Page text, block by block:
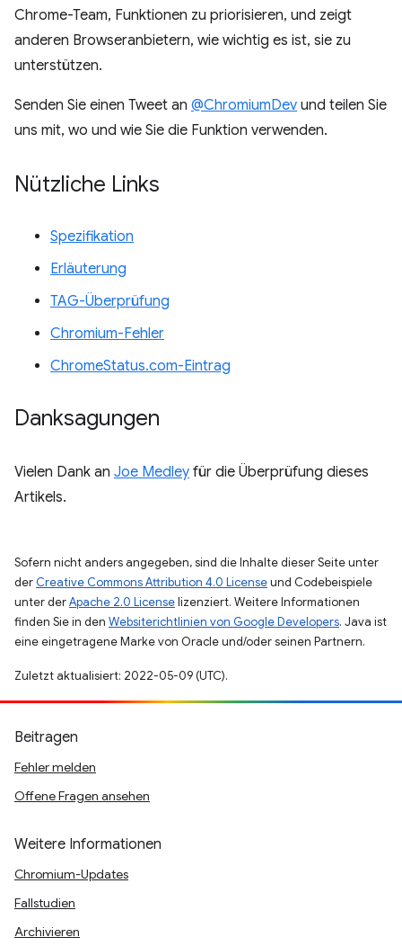
Chrome-Team, Funktionen zu priorisieren, und zeigt
anderen Browseranbietern, wie wichtig es ist, sie zu
unterstützen.
Senden Sie einen Tweet an @ChromiumDev und teilen Sie
uns mit, wo und wie Sie die Funktion verwenden.
Nützliche Links
Spezifikation
Erläuterung
TAG-Überprüfung
Chromium-Fehler
ChromeStatus.com-Eintrag
Danksagungen
Vielen Dank an Joe Medley für die Überprüfung dieses
Artikels.
Sofern nicht anders angegeben, sind die Inhalte dieser Seite unter
der Creative Commons Attribution 4.0 Licenseund Codebeispiele
unter derApache 2.0 Licenselizenziert. Weitere Informationen
finden Sie in den Websiterichtlinien von Google Developers. Java ist
eine eingetragene Marke von Oracle und/oder seinen Partnern.
Zuletzt aktualisiert: 2022-05-09 (UTC).
Beitragen
Fehler melden
Offene Fragen ansehen
Weitere Informationen
Chromium-Updates
Fallstudien
Archivieren